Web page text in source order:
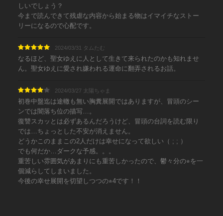
しいでしょう？
今まで読んできて残虐な内容から始まる物はイマイチなストー
リーになるので心配です。
2024/03/31 タムたむ
なるほど、聖女ゆえに人として生きて来られたのかも知れませ
ん。聖女ゆえに愛され嫌われる運命に翻弄されるお話。
2024/03/27 太陽ちゃま
初巻中盤迄は途轍も無い胸糞展開ではありますが、冒頭のシー
ンでは闇落ち位の描写…。
復讐スカッとは必ずあるんだろうけど、冒頭の台詞を読む限り
では…ちょっとした不安が消えません。
どうかこのままこの2人だけは幸せになって欲しい（ ; ; ）
でも何だか…ダークな予感。。。
重苦しい雰囲気があまりにも重苦しかったので、鬱々分の⭐︎を一
個減らしてしまいました。
今後の幸せ展開を切望しつつの⭐︎4です！！